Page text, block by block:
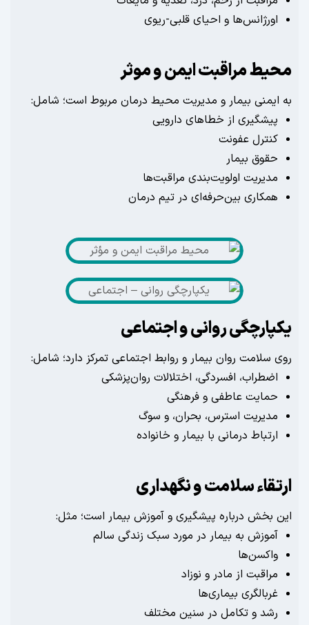
و احیای قلبی-ریوی
مراقبت ایمن و موثر
بیمار و مدیریت محیط درمان مربوط است؛ شامل:
از خطاهای دارویی
عفونت
بیمار
اولویت‌بندی مراقبت‌ها
بین‌حرفه‌ای در تیم درمان
روانی و اجتماعی
روان بیمار و روابط اجتماعی تمرکز دارد؛ شامل:
افسردگی، اختلالات روان‌پزشکی
عاطفی و فرهنگی
استرس، بحران، و سوگ
درمانی با بیمار و خانواده
سلامت و نگهداری
درباره پیشگیری و آموزش بیمار است؛ مثل:
به بیمار در مورد سبک زندگی سالم
از مادر و نوزاد
بیماری‌ها
و تکامل در سنین مختلف